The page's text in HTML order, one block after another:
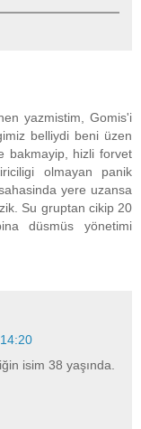
yazmistim, Gomis'i
belliydi beni üzen
bakmayip, hizli forvet
olmayan panik
yere uzansa
Su gruptan cikip 20
düsmüs yönetimi
isim 38 yaşında.